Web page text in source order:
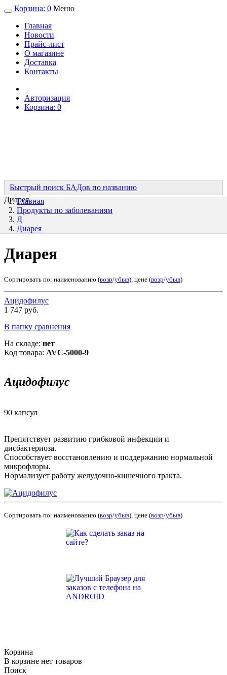
Корзина: 0 Меню
Главная
Новости
Прайс-лист
О магазине
Доставка
Контакты
Авторизация
Корзина: 0
Быстрый поиск БАДов по названию
ДиареяГлавная
Продукты по заболеваниям
Д
Диарея
Диарея
Сортировать по: наименованию (возр/убыв), цене (возр/убыв)
Ацидофилус
1 747 руб.
В папку сравнения
На складе: нет
Код товара: AVC-5000-9
Ацидофилус
90 капсул
Препятствует развитию грибковой инфекции и
дисбактериоза.
Способствует восстановлению и поддержанию нормальной
микрофлоры.
Нормализует работу желудочно-кишечного тракта.
Сортировать по: наименованию (возр/убыв), цене (возр/убыв)
Корзина
В корзине нет товаров
Поиск